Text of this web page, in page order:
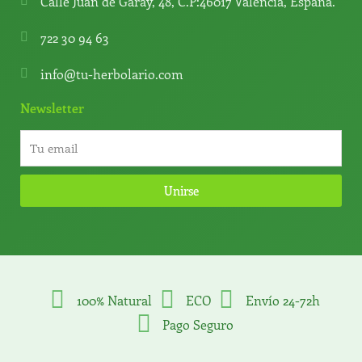
722 30 94 63
info@tu-herbolario.com
Newsletter
Unirse
100% Natural ECO
Envío 24-72h
Pago Seguro